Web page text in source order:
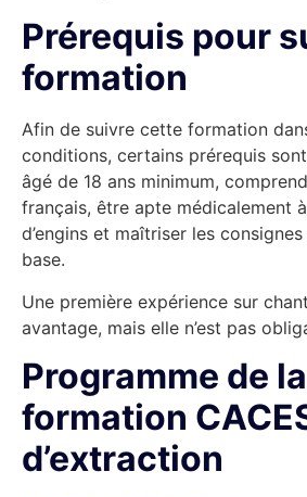
Prérequis pour
formation
Afin de suivre cette formation
conditions, certains prérequis
âgé de 18 ans minimum,
français, être apte médicalement
d’engins et maîtriser les
base.
Une première expérience sur
avantage, mais elle n’est pas
Programme de la
formation
d’extraction